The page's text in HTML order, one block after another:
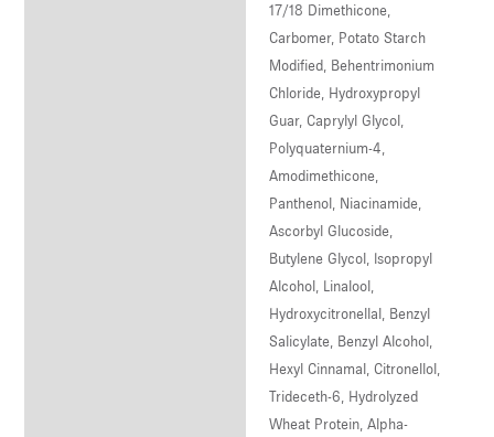
17/18 Dimethicone,
Carbomer, Potato Starch
Modified, Behentrimonium
Chloride, Hydroxypropyl
Guar, Caprylyl Glycol,
Polyquaternium-4,
Amodimethicone,
Panthenol, Niacinamide,
Ascorbyl Glucoside,
Butylene Glycol, Isopropyl
Alcohol, Linalool,
Hydroxycitronellal, Benzyl
Salicylate, Benzyl Alcohol,
Hexyl Cinnamal, Citronellol,
Trideceth-6, Hydrolyzed
Wheat Protein, Alpha-